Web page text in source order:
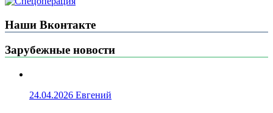
Наши Вконтакте
Зарубежные новости
24.04.2026 Евгений